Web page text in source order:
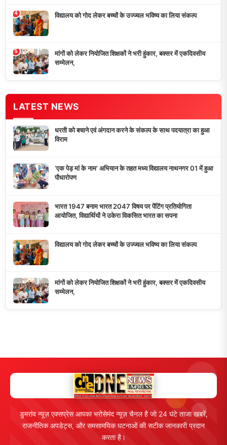
4 विद्यालय को गोद लेकर बच्चों के उज्ज्वल भविष्य का लिया संकल्प
5
मांगों को लेकर नियोजित शिक्षकों ने भरी हुंकार, बक्सर में एकदिवसीय
सम्मेलन,
LATEST NEWS
धरती को बचाने एवं अंगदान करने के संकल्प के साथ पदयात्रा का हुआ
विराम
‘एक पेड़ मां के नाम’ अभियान के तहत मध्य विद्यालय नाथनगर 01 में हुआ
पौधारोपण
भारत 1947 बनाम भारत 2047 विषय पर पेंटिंग प्रतियोगिता
आयोजित, विद्यार्थियों ने उकेरा विकसित भारत का सपना
विद्यालय को गोद लेकर बच्चों के उज्ज्वल भविष्य का लिया संकल्प
मांगों को लेकर नियोजित शिक्षकों ने भरी हुंकार, बक्सर में एकदिवसीय
सम्मेलन,
डुमरांव न्यूज़ एक्सप्रेस आपका भरोसेमंद न्यूज़ चैनल है जो 24 घंटे ताजा खबरें,
राजनीतिक अपडेट्स, और समसामयिक घटनाओं की सटीक जानकारी प्रदान
करता है।